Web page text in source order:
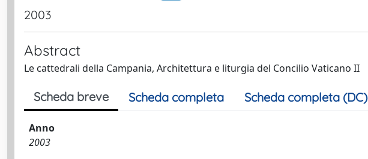
2003
Abstract
Le cattedrali della Campania, Architettura e liturgia del Concilio Vaticano II
Scheda breve Scheda completa Scheda completa (DC)
Anno
2003